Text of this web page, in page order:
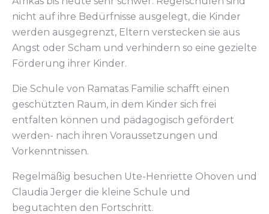
nicht auf ihre Bedürfnisse ausgelegt, die Kinder
werden ausgegrenzt, Eltern verstecken sie aus
Angst oder Scham und verhindern so eine gezielte
Förderung ihrer Kinder.
Die Schule von Ramatas Familie schafft einen
geschützten Raum, in dem Kinder sich frei
entfalten können und pädagogisch gefördert
werden- nach ihren Voraussetzungen und
Vorkenntnissen.
Regelmäßig besuchen Ute-Henriette Ohoven und
Claudia Jerger die kleine Schule und
begutachten den Fortschritt.